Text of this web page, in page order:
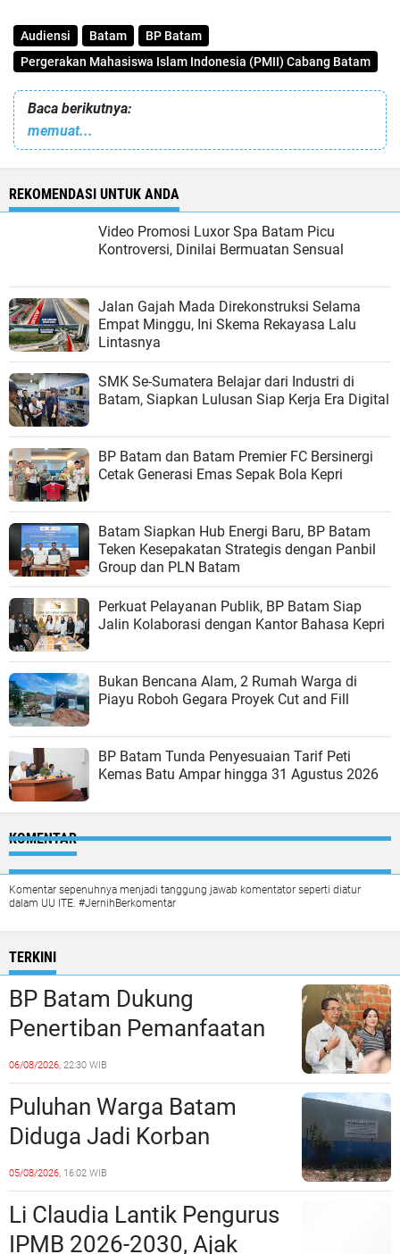
Audiensi Batam
BP Batam
Pergerakan Mahasiswa Islam Indonesia (PMII) Cabang Batam
Baca berikutnya:
memuat...
REKOMENDASI UNTUK ANDA
Video Promosi Luxor Spa Batam Picu
Kontroversi, Dinilai Bermuatan Sensual
Jalan Gajah Mada Direkonstruksi Selama
Empat Minggu, Ini Skema Rekayasa Lalu
Lintasnya
SMK Se-Sumatera Belajar dari Industri di
Batam, Siapkan Lulusan Siap Kerja Era Digital
BP Batam dan Batam Premier FC Bersinergi
Cetak Generasi Emas Sepak Bola Kepri
Batam Siapkan Hub Energi Baru, BP Batam
Teken Kesepakatan Strategis dengan Panbil
Group dan PLN Batam
Perkuat Pelayanan Publik, BP Batam Siap
Jalin Kolaborasi dengan Kantor Bahasa Kepri
Bukan Bencana Alam, 2 Rumah Warga di
Piayu Roboh Gegara Proyek Cut and Fill
BP Batam Tunda Penyesuaian Tarif Peti
Kemas Batu Ampar hingga 31 Agustus 2026
KOMENTAR
Komentar sepenuhnya menjadi tanggung jawab komentator seperti diatur
dalam UU ITE. #JernihBerkomentar
TERKINI
BP Batam Dukung
Penertiban Pemanfaatan
Ruang Laut Sesuai
Ketentuan Peraturan
Perundang-undangan
06/08/2026, 22:30 WIB
Puluhan Warga Batam
Diduga Jadi Korban
Penipuan Kavling Hingga
Miliaran Rupiah, Laporan ke
Polda Kepri Jalan di
05/08/2026, 16:02 WIB
Li Claudia Lantik Pengurus
IPMB 2026-2030, Ajak